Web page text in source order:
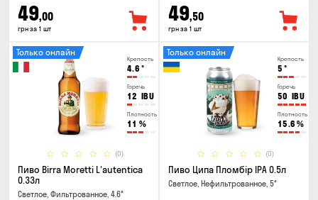
49,00
грн за 1 шт
49,50
грн за 1 шт
Крепость
4.6 °
Горечь
12 IBU
Плотность
11 %
(0)
Только онлайн
Пиво Birra Moretti L'autentica
0.33л
Светлое, Фильтрованное, 4.6°
Крепость
5 °
Горечь
50 IBU
Плотность
15.6 %
(0)
Только онлайн
Пиво Ципа Пломбір IPA 0.5л
Светлое, Нефильтрованное, 5°